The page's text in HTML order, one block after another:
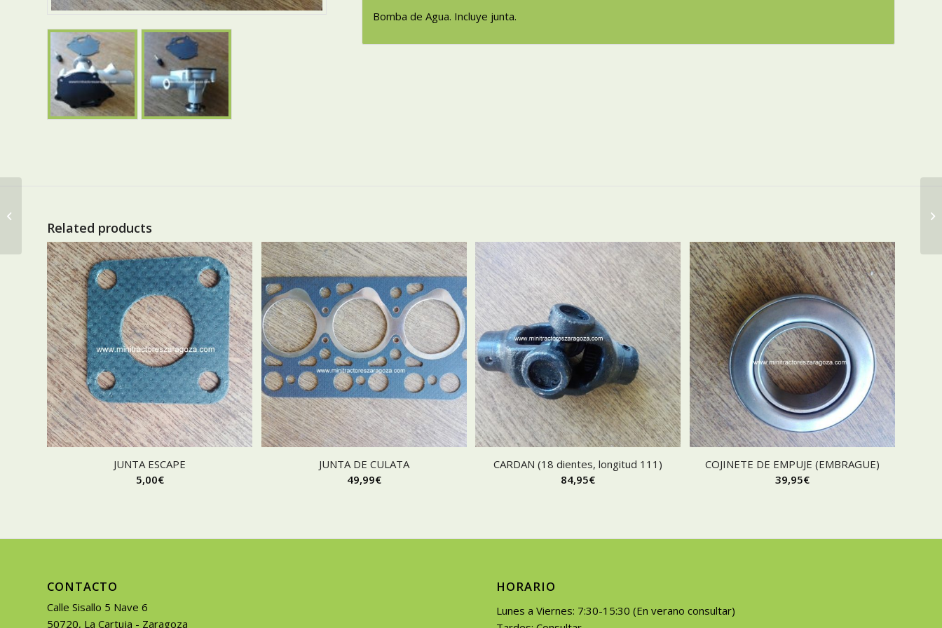
Bomba de Agua. Incluye junta.
Related products
JUNTA ESCAPE
5,00€
JUNTA DE CULATA
49,99€
CARDAN (18 dientes, longitud 111)
84,95€
COJINETE DE EMPUJE (EMBRAGUE)
39,95€
CONTACTO
Calle Sisallo 5 Nave 6
50720, La Cartuja - Zaragoza
HORARIO
Lunes a Viernes: 7:30-15:30 (En verano consultar)
SIAL TM